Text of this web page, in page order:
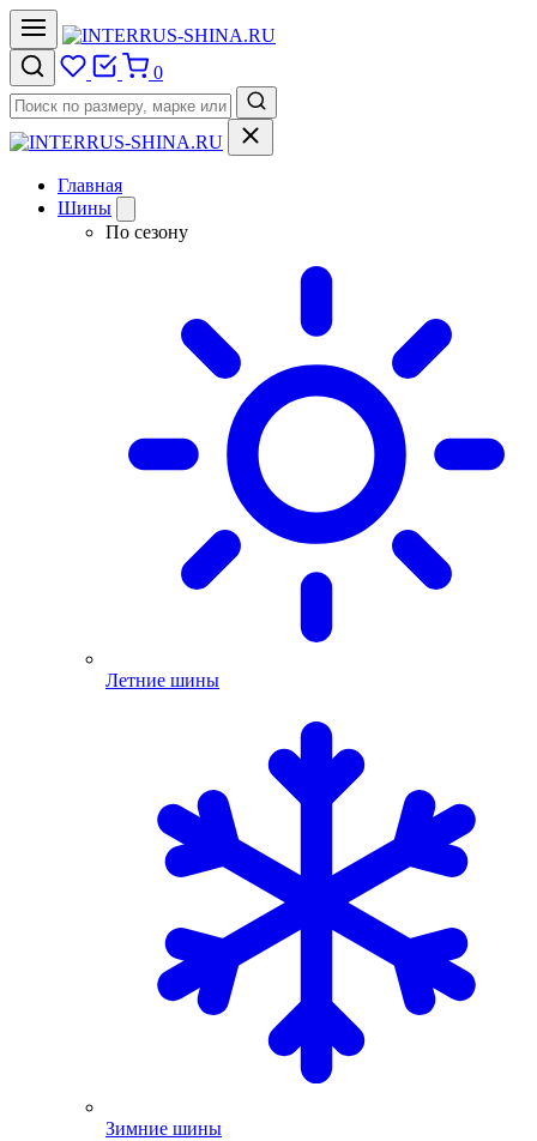
0
Главная
Шины
По сезону
Летние шины
Зимние шины